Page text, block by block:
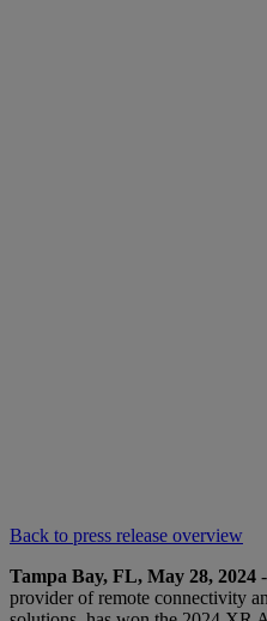
Back to press release overview
Tampa Bay, FL, May 28, 2024
provider of remote connectivity